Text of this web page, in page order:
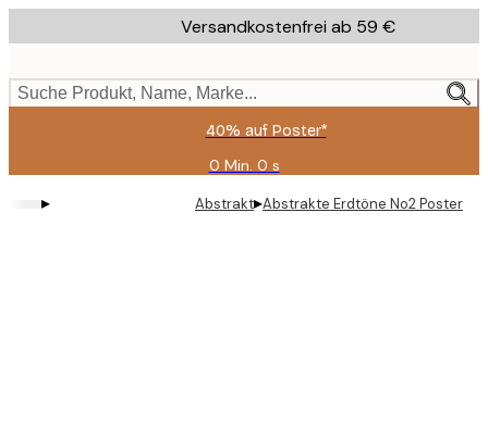
to
content.
Versandkostenfrei ab 59 €
Suche Produkt, Name, Marke...
40% auf Poster*
0 Min. 0 s
Gültig
bis:
2026-
▸ Abstrakt▸Abstrakte Erdtöne No2 Poster